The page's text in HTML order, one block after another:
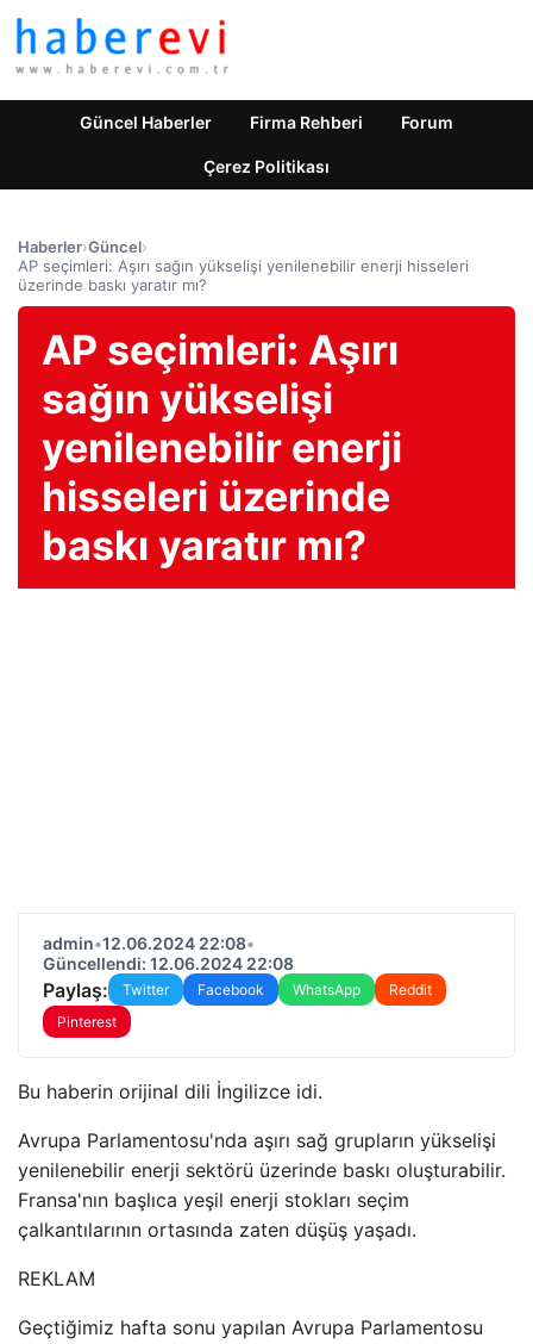
Güncel Haberler Firma Rehberi Forum
Çerez Politikası
Haberler›Güncel›
AP seçimleri: Aşırı sağın yükselişi yenilenebilir enerji hisseleri
üzerinde baskı yaratır mı?
AP seçimleri: Aşırı
sağın yükselişi
yenilenebilir enerji
hisseleri üzerinde
baskı yaratır mı?
admin•12.06.2024 22:08•
Güncellendi: 12.06.2024 22:08
Paylaş: Twitter Facebook WhatsApp
Reddit
Pinterest
Bu haberin orijinal dili İngilizce idi.
Avrupa Parlamentosu'nda aşırı sağ grupların yükselişi
yenilenebilir enerji sektörü üzerinde baskı oluşturabilir.
Fransa'nın başlıca yeşil enerji stokları seçim
çalkantılarının ortasında zaten düşüş yaşadı.
REKLAM
Geçtiğimiz hafta sonu yapılan Avrupa Parlamentosu